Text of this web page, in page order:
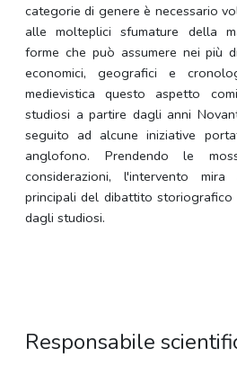
categorie di genere è necessario
alle molteplici sfumature della
forme che può assumere nei più
economici, geografici e
medievistica questo aspetto
studiosi a partire dagli anni
seguito ad alcune iniziative
anglofono. Prendendo le
considerazioni, l'intervento
principali del dibattito
dagli studiosi.
Responsabile